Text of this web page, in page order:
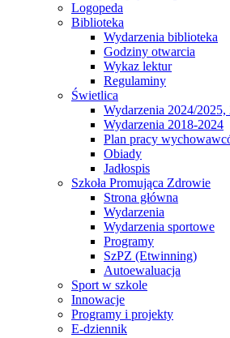
Logopeda
Biblioteka
Wydarzenia biblioteka
Godziny otwarcia
Wykaz lektur
Regulaminy
Świetlica
Wydarzenia 2024/2025,
Wydarzenia 2018-2024
Plan pracy
Obiady
Jadłospis
Szkoła Promująca Zdrowie
Strona główna
Wydarzenia
Wydarzenia sportowe
Programy
SzPZ (Etwinning)
Autoewaluacja
Sport w szkole
Innowacje
Programy i projekty
E-dziennik